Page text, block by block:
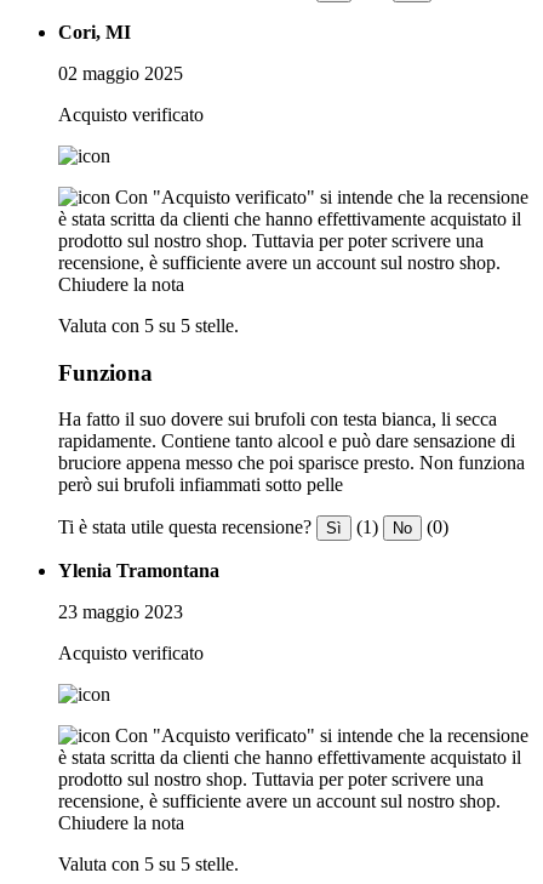
Cori, MI
02 maggio 2025
Acquisto verificato
Con "Acquisto verificato" si intende che la recensione
è stata scritta da clienti che hanno effettivamente acquistato il
prodotto sul nostro shop. Tuttavia per poter scrivere una
recensione, è sufficiente avere un account sul nostro shop.
Chiudere la nota
Valuta con 5 su 5 stelle.
Funziona
Ha fatto il suo dovere sui brufoli con testa bianca, li secca
rapidamente. Contiene tanto alcool e può dare sensazione di
bruciore appena messo che poi sparisce presto. Non funziona
però sui brufoli infiammati sotto pelle
Ti è stata utile questa recensione? Sì (1) No (0)
Ylenia Tramontana
23 maggio 2023
Acquisto verificato
Con "Acquisto verificato" si intende che la recensione
è stata scritta da clienti che hanno effettivamente acquistato il
prodotto sul nostro shop. Tuttavia per poter scrivere una
recensione, è sufficiente avere un account sul nostro shop.
Chiudere la nota
Valuta con 5 su 5 stelle.